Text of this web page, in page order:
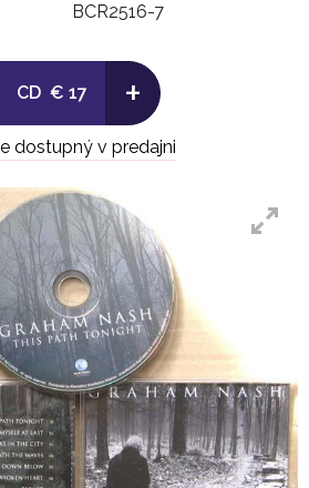
BCR2516-7
CD € 17 +
dostupný v predajni